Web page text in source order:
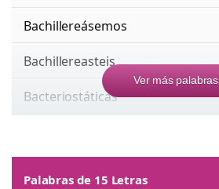
Bachillereásemos
Bachillereasteis
Bacteriostáticas
Ver más palabras
Palabras de 15 Letras